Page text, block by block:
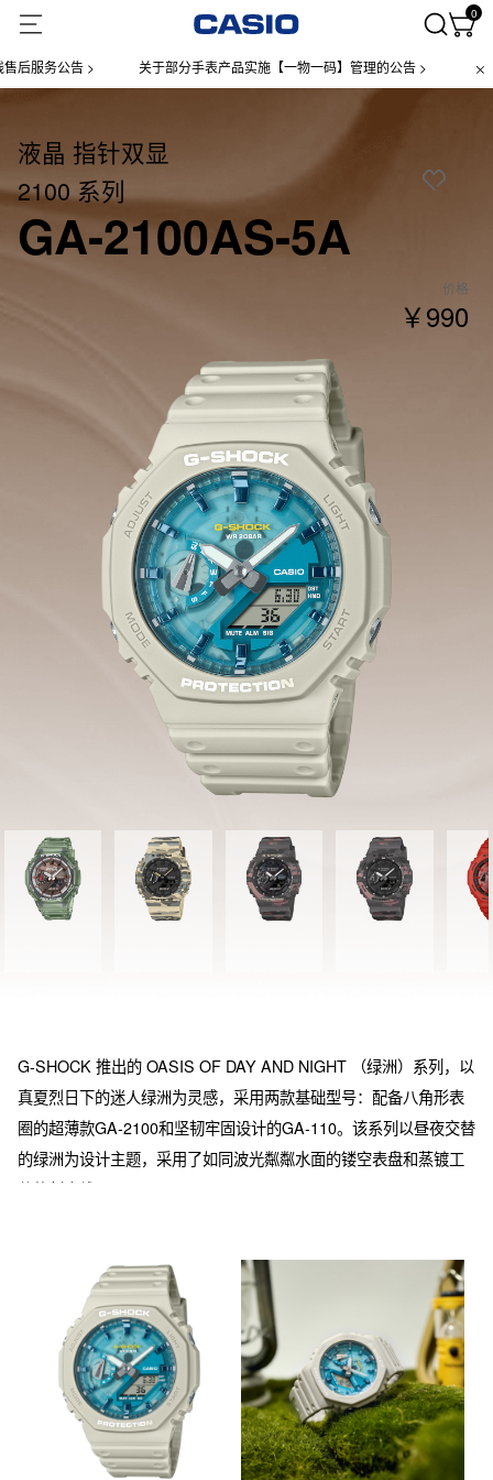
0
务公告 > 关于部分手表产品实施【一物一码】管理的公告 > 微信小
液晶 指针双显
2100 系列
GA-2100AS-5A
价格
￥990
G-SHOCK 推出的 OASIS OF DAY AND NIGHT （绿洲）系列，以
真夏烈日下的迷人绿洲为灵感，采用两款基础型号：配备八角形表
圈的超薄款GA-2100和坚韧牢固设计的GA-110。该系列以昼夜交替
的绿洲为设计主题，采用了如同波光粼粼水面的镂空表盘和蒸镀工
艺的刻度线。
题，表盘颜色分别采用了不同浓度的蓝色和绿色。该系列的设计灵
感源自冒险途中偶遇的绿洲，与G-SHOCK敢于挑战的品牌精神契
合，适合如今都市流行的轻户外运动，是一款易于搭配的季节性配
色手表。